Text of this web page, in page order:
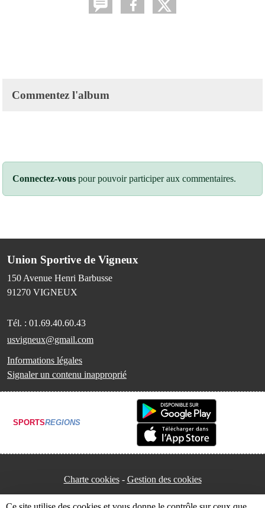
Commentez l'album
Connectez-vous pour pouvoir participer aux commentaires.
Union Sportive de Vigneux
150 Avenue Henri Barbusse
91270 VIGNEUX
Tél. : 01.69.40.60.43
usvigneux@gmail.com
Informations légales
Signaler un contenu inapproprié
SPORTSREGIONS
Charte cookies Gestion des cookies